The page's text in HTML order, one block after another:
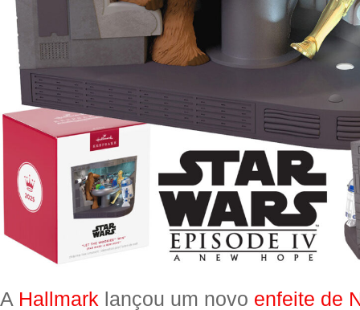
A Hallmark lançou um novo enfeite de